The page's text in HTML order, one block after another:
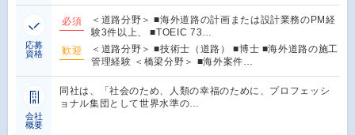
応募
資格
必須
＜道路分野＞ ■海外道路の計画または設計業務のPM経
験3件以上、 ■TOEIC 73…
歓迎
＜道路分野＞ ■技術士（道路） ■博士 ■海外道路の施工
管理経験 ＜橋梁分野＞ ■海外案件…
会社
概要
同社は、「社会のため、人類の幸福のために、プロフェッシ
ョナル集団として世界水準の…